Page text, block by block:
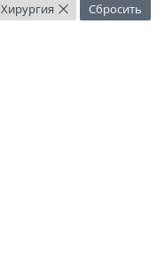
Хирургия × Сбросить